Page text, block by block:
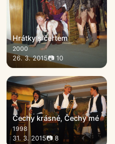
Hrátky s čertem
2000
26. 3. 2015📷 10
Čechy krásné, Čechy mé
1998
31. 3. 2015📷 8